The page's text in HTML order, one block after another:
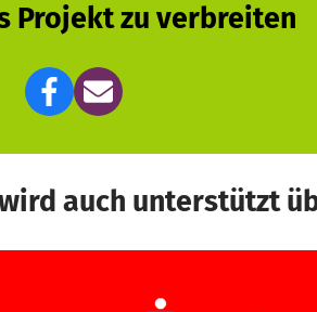
Projekt zu verbreiten
auch unterstützt